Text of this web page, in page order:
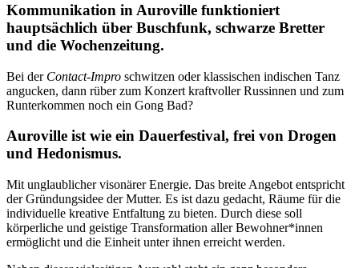
Kommunikation in Auroville funktioniert
hauptsächlich über Buschfunk, schwarze Bretter
und die Wochenzeitung.
Bei der Contact-Impro schwitzen oder klassischen indischen Tanz
angucken, dann rüber zum Konzert kraftvoller Russinnen und zum
Runterkommen noch ein Gong Bad?
Auroville ist wie ein Dauerfestival, frei von Drogen
und Hedonismus.
Mit unglaublicher visonärer Energie. Das breite Angebot entspricht
der Gründungsidee der Mutter. Es ist dazu gedacht, Räume für die
individuelle kreative Entfaltung zu bieten. Durch diese soll
körperliche und geistige Transformation aller Bewohner*innen
ermöglicht und die Einheit unter ihnen erreicht werden.